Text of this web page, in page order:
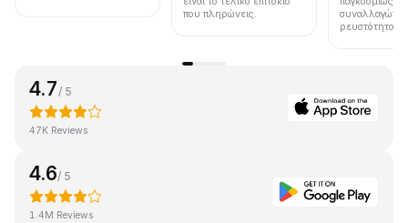
που πληρώνεις.
συναλλαγών
ρευστότητα.
4.7 / 5
47K Reviews
4.6/ 5
1.4M Reviews